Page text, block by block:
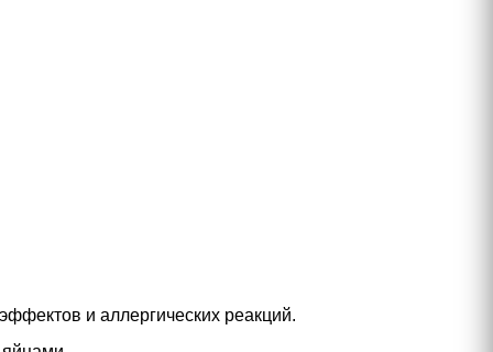
и аллергических реакций.